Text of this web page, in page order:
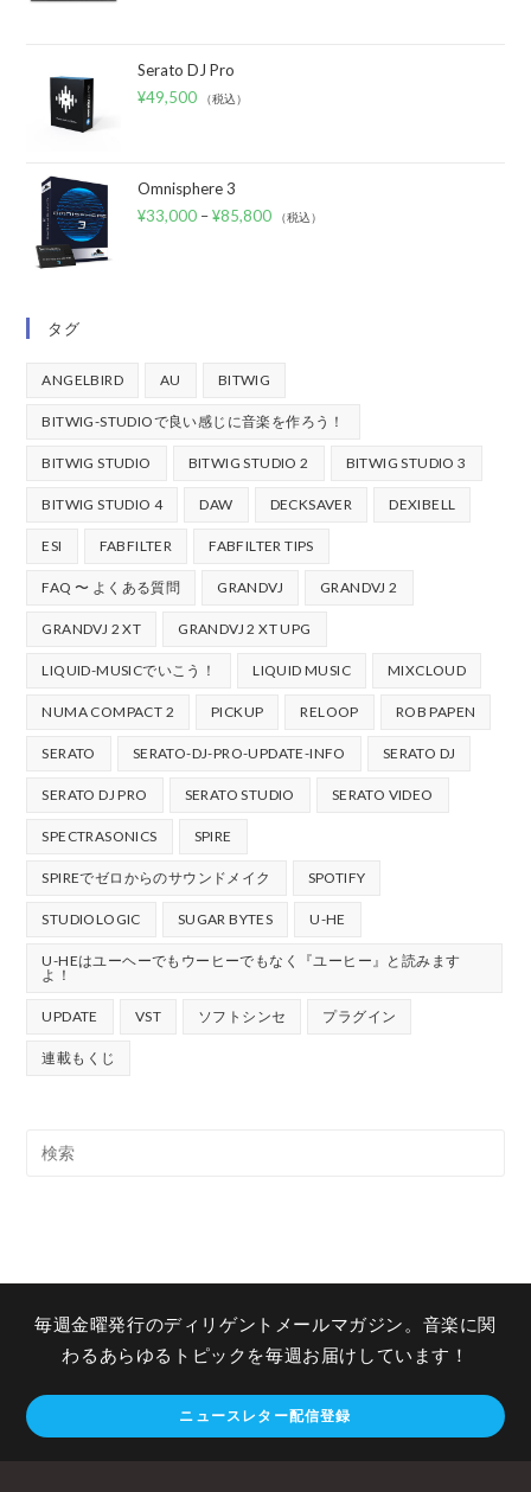
Serato DJ Pro
¥49,500 （税込）
Omnisphere 3
¥33,000 –¥85,800 （税込）
タグ
ANGELBIRD AU BITWIG
BITWIG-STUDIOで良い感じに音楽を作ろう！
BITWIG STUDIO BITWIG STUDIO 2 BITWIG STUDIO 3
BITWIG STUDIO 4 DAW DECKSAVER DEXIBELL
ESI FABFILTER FABFILTER TIPS
FAQ 〜 よくある質問 GRANDVJ GRANDVJ 2
GRANDVJ 2 XT GRANDVJ 2 XT UPG
LIQUID-MUSICでいこう！ LIQUID MUSIC MIXCLOUD
NUMA COMPACT 2 PICKUP RELOOP ROB PAPEN
SERATO SERATO-DJ-PRO-UPDATE-INFO SERATO DJ
SERATO DJ PRO SERATO STUDIO SERATO VIDEO
SPECTRASONICS SPIRE
SPIREでゼロからのサウンドメイク SPOTIFY
STUDIOLOGIC SUGAR BYTES U-HE
U-HEはユーヘーでもウーヒーでもなく『ユーヒー』と読みます
よ！
UPDATE VST ソフトシンセ プラグイン
連載もくじ
毎週金曜発行のディリゲントメールマガジン。音楽に関
わるあらゆるトピックを毎週お届けしています！
ニュースレター配信登録